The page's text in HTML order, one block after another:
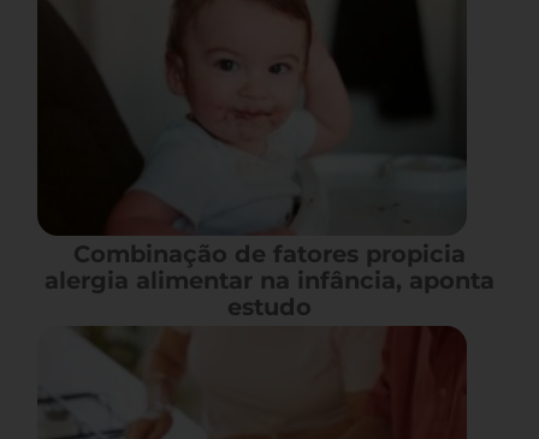
Combinação de fatores propicia
alergia alimentar na infância, aponta
estudo